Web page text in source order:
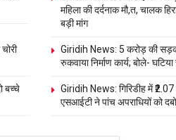
महिला की दर्दनाक मौ,त, चालक
बड़ी मांग
Giridih News: 5 करोड़ की सड़क
रुकवाया निर्माण कार्य; बोले-
बच्चे
Giridih News: गिरिडीह में
एसआईटी ने पांच अपराधियों को